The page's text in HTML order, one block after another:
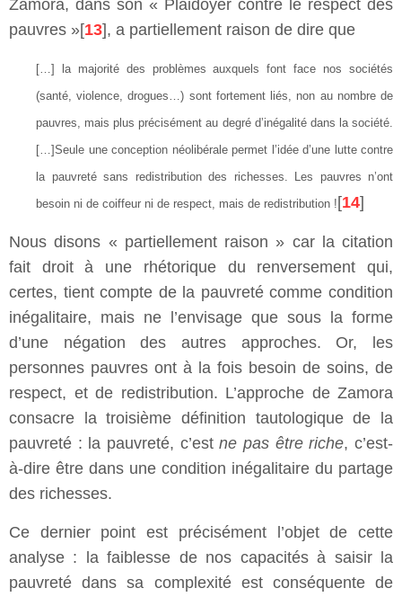
Zamora, dans son « Plaidoyer contre le respect des
pauvres »[13], a partiellement raison de dire que
[…] la majorité des problèmes auxquels font face nos sociétés
(santé, violence, drogues…) sont fortement liés, non au nombre de
pauvres, mais plus précisément au degré d’inégalité dans la société.
[…]Seule une conception néolibérale permet l’idée d’une lutte contre
la pauvreté sans redistribution des richesses. Les pauvres n’ont
besoin ni de coiffeur ni de respect, mais de redistribution ![14]
Nous disons « partiellement raison » car la citation
fait droit à une rhétorique du renversement qui,
certes, tient compte de la pauvreté comme condition
inégalitaire, mais ne l’envisage que sous la forme
d’une négation des autres approches. Or, les
personnes pauvres ont à la fois besoin de soins, de
respect, et de redistribution. L’approche de Zamora
consacre la troisième définition tautologique de la
pauvreté : la pauvreté, c’estne pas être riche, c’est-
à-dire être dans une condition inégalitaire du partage
des richesses.
Ce dernier point est précisément l’objet de cette
analyse : la faiblesse de nos capacités à saisir la
pauvreté dans sa complexité est conséquente de